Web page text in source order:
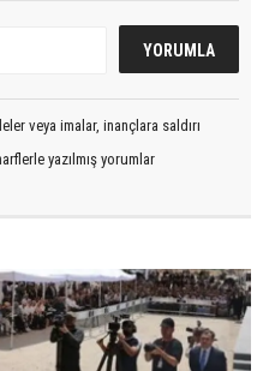
veya imalar, inançlara saldırı
yazılmış yorumlar